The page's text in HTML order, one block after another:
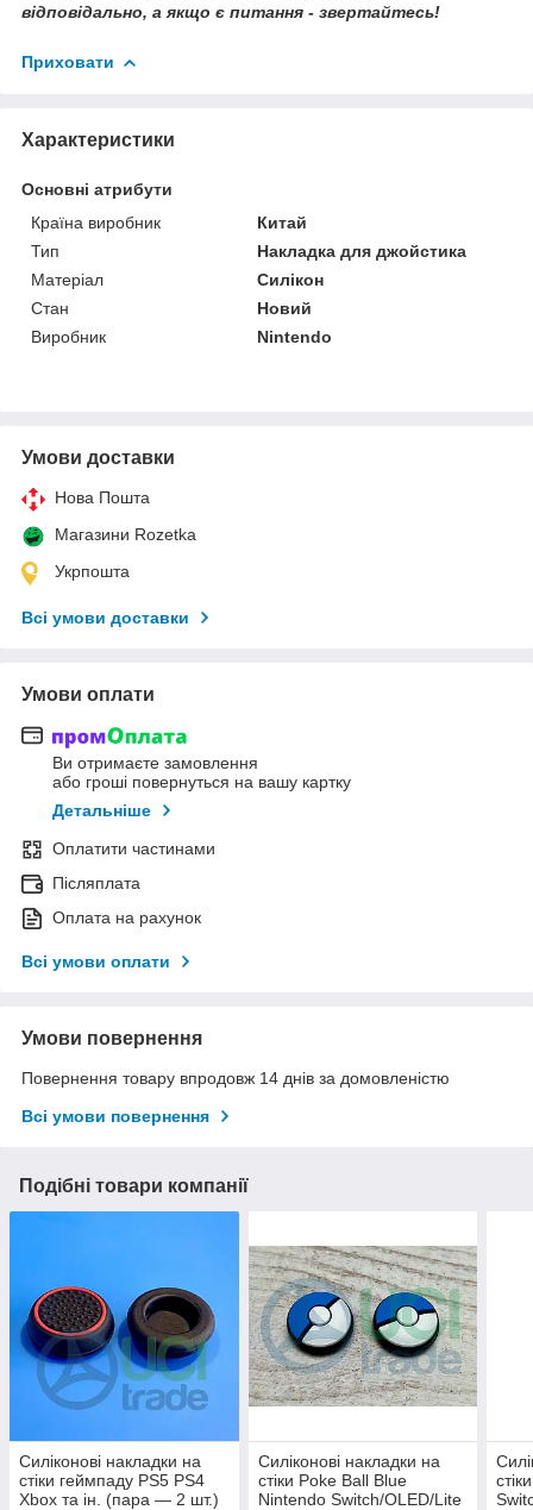
відповідально, а якщо є питання - звертайтесь!
Приховати
Характеристики
Основні атрибути
Країна виробник
Китай
Тип
Накладка для джойстика
Матеріал
Силікон
Стан
Новий
Виробник
Nintendo
Умови доставки
Нова Пошта
Магазини Rozetka
Укрпошта
Всі умови доставки
Умови оплати
Ви отримаєте замовлення
або гроші повернуться на вашу картку
Детальніше
Оплатити частинами
Післяплата
Оплата на рахунок
Всі умови оплати
Умови повернення
Повернення товару впродовж 14 днів за домовленістю
Всі умови повернення
Подібні товари компанії
Силіконові накладки на
стіки геймпаду PS5 PS4
Xbox та ін. (пара — 2 шт.)
Силіконові накладки на
стіки Poke Ball Blue
Nintendo Switch/OLED/Lite